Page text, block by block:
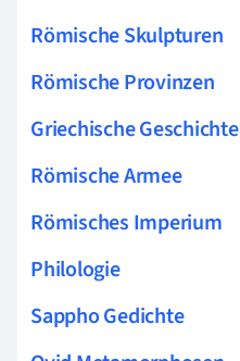
Römische Skulpturen
Römische Provinzen
Griechische Geschichte
Römische Armee
Römisches Imperium
Philologie
Sappho Gedichte